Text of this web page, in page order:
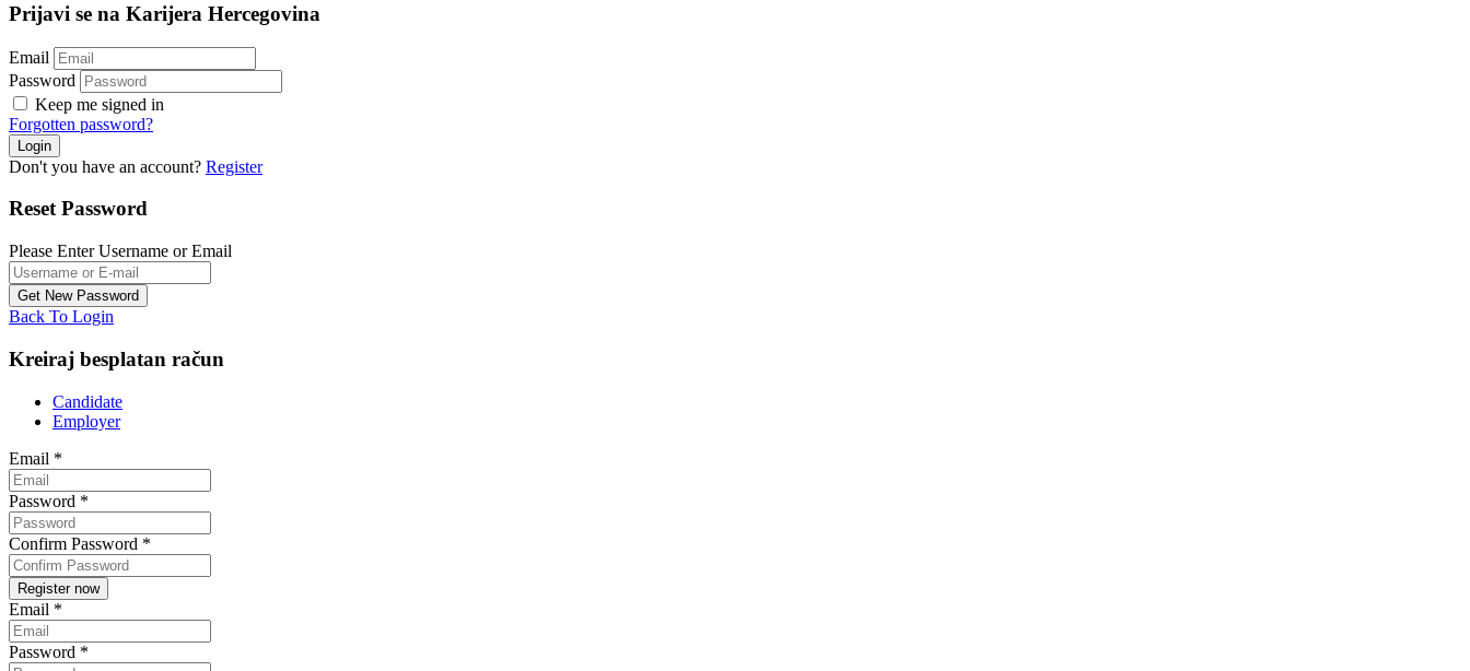
Prijavi se na Karijera Hercegovina
Email
Password
Keep me signed in
Forgotten password?
Don't you have an account? Register
Reset Password
Please Enter Username or Email
Back To Login
Kreiraj besplatan račun
Candidate
Employer
Email *
Password *
Confirm Password *
Email *
Password *